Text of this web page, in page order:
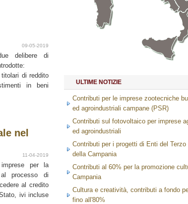
09-05-2019
delibere di
di reddito
in beni
nel
11-04-2019
per la
processo di
al credito
ivi incluse
Puglia
ULTIME NOTIZIE
Contributi per le imprese zootecniche
ed agroindustriali campane (PSR)
Contributi sul fotovoltaico per imprese
ed agroindustriali
Contributi per i progetti di Enti del Terzo
della Campania
Contributi al 60% per la promozione
Campania
Cultura e creatività, contributi a fondo
fino all'80%